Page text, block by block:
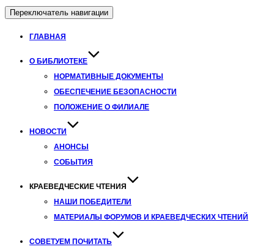
Переключатель навигации
ГЛАВНАЯ
О БИБЛИОТЕКЕ
НОРМАТИВНЫЕ ДОКУМЕНТЫ
ОБЕСПЕЧЕНИЕ БЕЗОПАСНОСТИ
ПОЛОЖЕНИЕ О ФИЛИАЛЕ
НОВОСТИ
АНОНСЫ
СОБЫТИЯ
КРАЕВЕДЧЕСКИЕ ЧТЕНИЯ
НАШИ ПОБЕДИТЕЛИ
МАТЕРИАЛЫ ФОРУМОВ И КРАЕВЕДЧЕСКИХ ЧТЕНИЙ
СОВЕТУЕМ ПОЧИТАТЬ